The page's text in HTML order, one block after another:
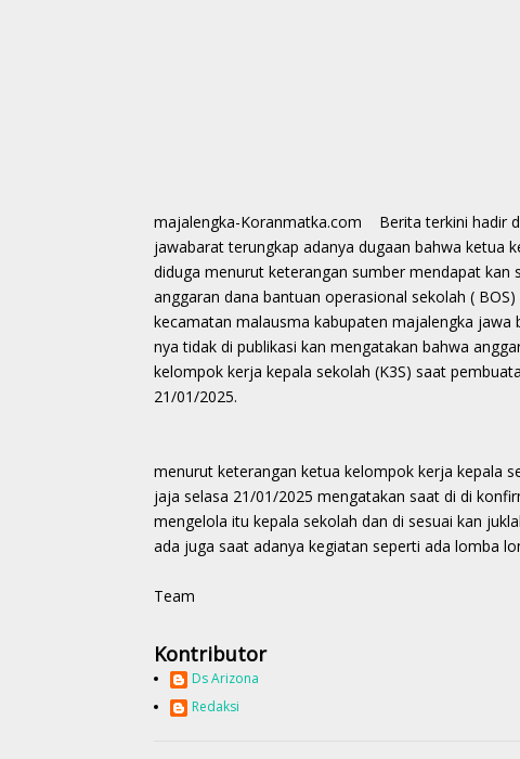
majalengka-Koranmatka.com Berita terkini hadir
jawabarat terungkap adanya dugaan bahwa ketua
diduga menurut keterangan sumber mendapat
anggaran dana bantuan operasional sekolah (
kecamatan malausma kabupaten majalengka
nya tidak di publikasi kan mengatakan bahwa
kelompok kerja kepala sekolah (K3S) saat
21/01/2025.
menurut keterangan ketua kelompok kerja kepala
jaja selasa 21/01/2025 mengatakan saat di di
mengelola itu kepala sekolah dan di sesuai kan
ada juga saat adanya kegiatan seperti ada lomba
Team
Kontributor
Ds Arizona
Redaksi